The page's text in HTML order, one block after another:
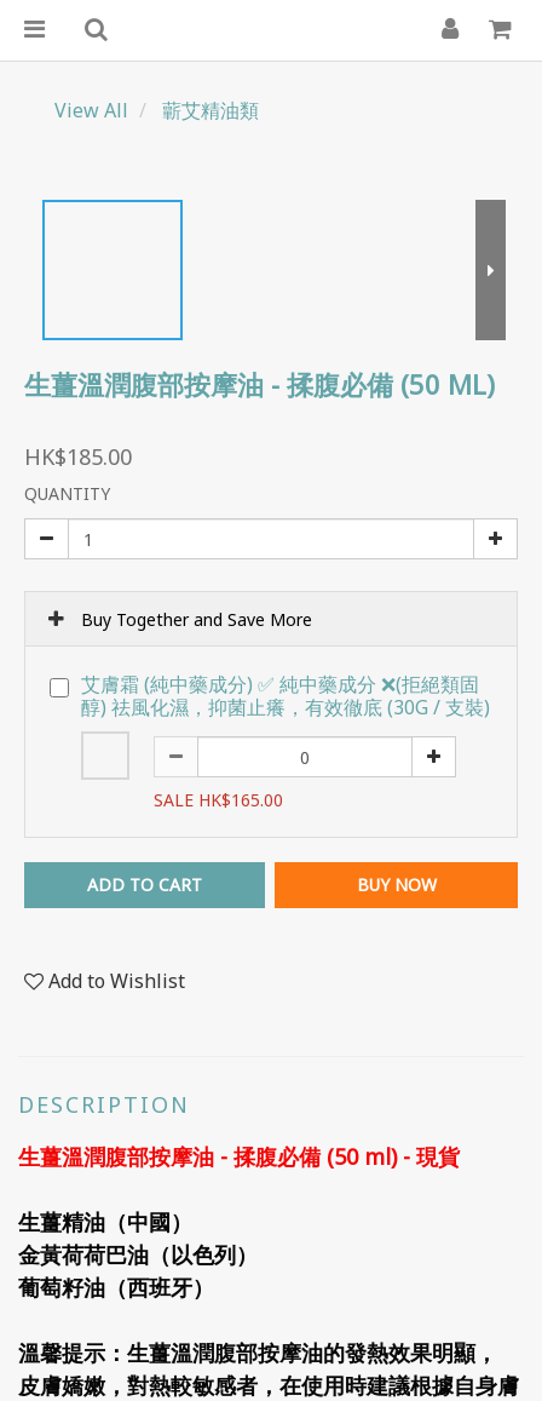
View All 蘄艾精油類
生薑溫潤腹部按摩油 - 揉腹必備 (50 ML)
HK$185.00
QUANTITY
Buy Together and Save More
艾膚霜 (純中藥成分) ✅ 純中藥成分 ❌(拒絕類固
醇) 祛風化濕，抑菌止癢，有效徹底 (30G / 支裝)
SALE HK$165.00
ADD TO CART BUY NOW
Add to Wishlist
DESCRIPTION
生薑溫潤腹部按摩油 - 揉腹必備 (50 ml) - 現貨
生薑精油（中國）
金黃荷荷巴油（以色列）
葡萄籽油（西班牙）
溫馨提示：生薑溫潤腹部按摩油的發熱效果明顯，
皮膚嬌嫩，對熱較敏感者，在使用時建議根據自身膚